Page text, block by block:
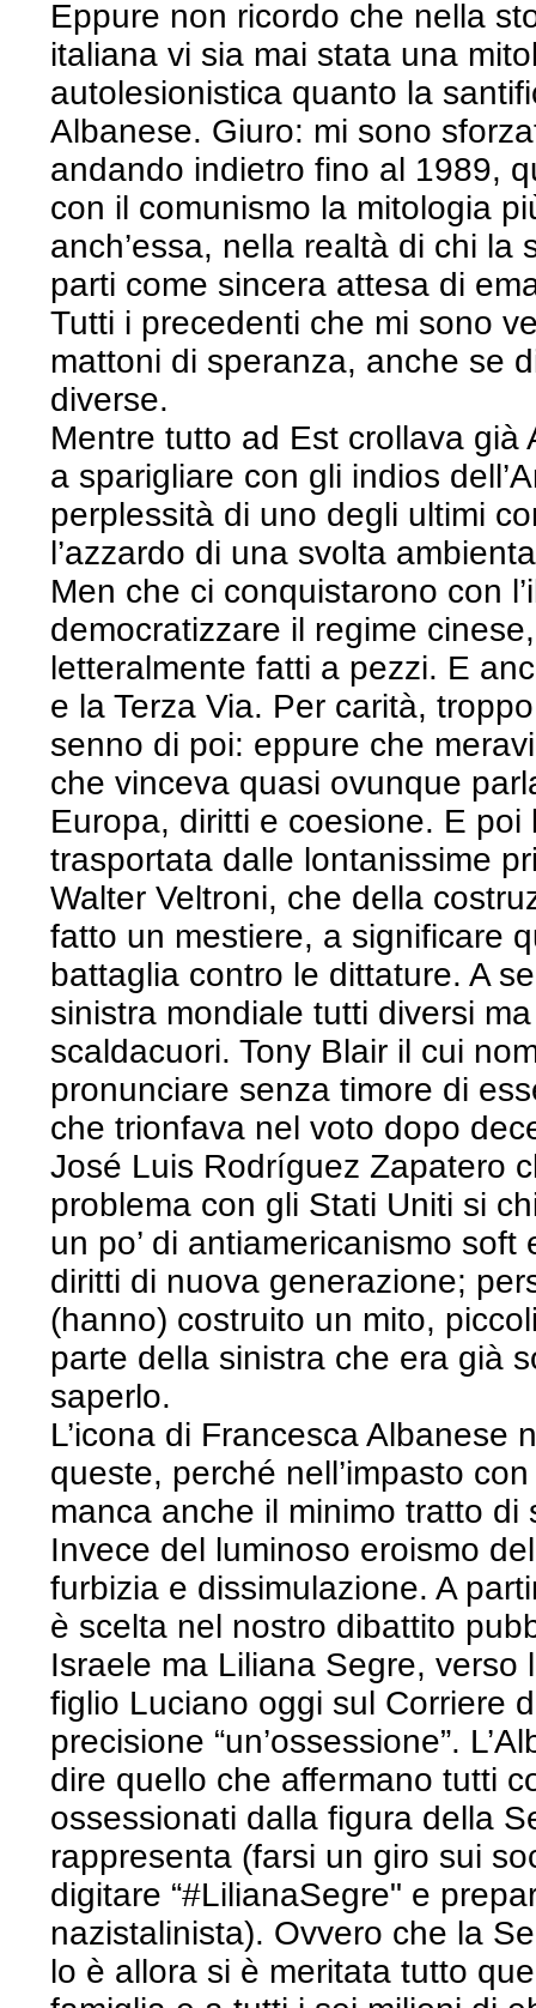
Eppure non ricordo che nella
italiana vi sia mai stata una
autolesionistica quanto la
Albanese. Giuro: mi sono
andando indietro fino al 1989,
con il comunismo la mitologia
anch’essa, nella realtà di chi
parti come sincera attesa di
Tutti i precedenti che mi sono
mattoni di speranza, anche se
diverse.
Mentre tutto ad Est crollava
a sparigliare con gli indios
perplessità di uno degli ultimi
l’azzardo di una svolta
Men che ci conquistarono con
democratizzare il regime
letteralmente fatti a pezzi. E
e la Terza Via. Per carità,
senno di poi: eppure che
che vinceva quasi ovunque
Europa, diritti e coesione. E poi
trasportata dalle lontanissime
Walter Veltroni, che della
fatto un mestiere, a significare
battaglia contro le dittature. A
sinistra mondiale tutti diversi
scaldacuori. Tony Blair il cui
pronunciare senza timore di
che trionfava nel voto dopo
José Luis Rodríguez Zapatero
problema con gli Stati Uniti si
un po’ di antiamericanismo soft
diritti di nuova generazione;
(hanno) costruito un mito,
parte della sinistra che era già
saperlo.
L’icona di Francesca Albanese
queste, perché nell’impasto
manca anche il minimo tratto
Invece del luminoso eroismo
furbizia e dissimulazione. A
è scelta nel nostro dibattito
Israele ma Liliana Segre,
figlio Luciano oggi sul Corriere
precisione “un’ossessione”.
dire quello che affermano tutti
ossessionati dalla figura della
rappresenta (farsi un giro sui
digitare “#LilianaSegre" e
nazistalinista). Ovvero che la
lo è allora si è meritata tutto